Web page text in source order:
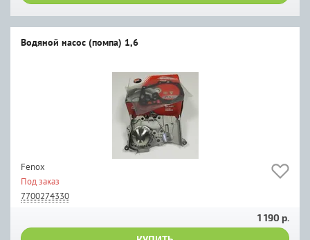
Водяной насос (помпа) 1,6
Fenox
Под заказ
7700274330
1 190 р.